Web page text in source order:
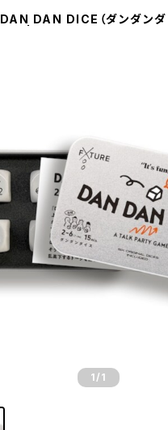
DAN DAN DICE（ダンダンダ
1 /1